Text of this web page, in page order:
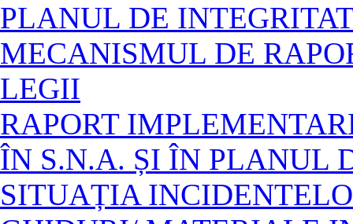
PLANUL DE
MECANISMUL DE
LEGII
RAPORT
ÎN S.N.A. ȘI ÎN PLANUL
SITUAȚIA